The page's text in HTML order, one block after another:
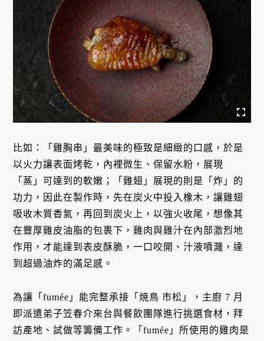
比如：「雞胸串」最美味的極致是細緻的口感，於是
以火力讓表面烤乾，內裡微生、保留水粉，展現
「蒸」可達到的軟嫩；「雞翅」展現的則是「炸」的
功力，因此在製作時，先在炭火中投入橡木，讓雞翅
吸收木質香氣，再回到炭火上，以強火收尾，想像其
在豐厚雞皮油脂的包裹下，雞肉與雞汁在內部激烈地
作用，才能達到表皮酥脆，一口咬開、汁液噴濺，達
到超過油炸的滿足感。
為讓「fumée」能完整承接「焼鳥 市松」，主廚 7 月
即派遣弟子笠春介來台與餐飲團隊進行挑選食材，拜
訪產地、試做等籌備工作。「fumée」所使用的雞肉是